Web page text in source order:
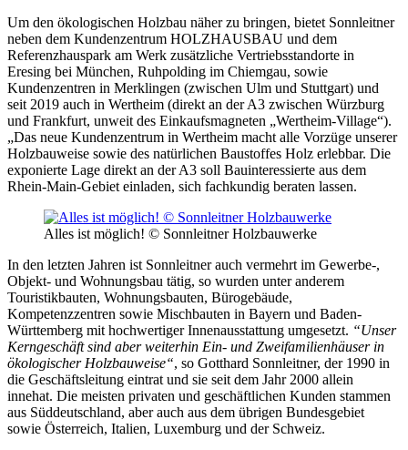
Um den ökologischen Holzbau näher zu bringen, bietet Sonnleitner
neben dem Kundenzentrum HOLZHAUSBAU und dem
Referenzhauspark am Werk zusätzliche Vertriebsstandorte in
Eresing bei München, Ruhpolding im Chiemgau, sowie
Kundenzentren in Merklingen (zwischen Ulm und Stuttgart) und
seit 2019 auch in Wertheim (direkt an der A3 zwischen Würzburg
und Frankfurt, unweit des Einkaufsmagneten „Wertheim-Village“).
„Das neue Kundenzentrum in Wertheim macht alle Vorzüge unserer
Holzbauweise sowie des natürlichen Baustoffes Holz erlebbar. Die
exponierte Lage direkt an der A3 soll Bauinteressierte aus dem
Rhein-Main-Gebiet einladen, sich fachkundig beraten lassen.
Alles ist möglich! © Sonnleitner Holzbauwerke
In den letzten Jahren ist Sonnleitner auch vermehrt im Gewerbe-,
Objekt- und Wohnungsbau tätig, so wurden unter anderem
Touristikbauten, Wohnungsbauten, Bürogebäude,
Kompetenzzentren sowie Mischbauten in Bayern und Baden-
Württemberg mit hochwertiger Innenausstattung umgesetzt. “Unser
Kerngeschäft sind aber weiterhin Ein- und Zweifamilienhäuser in
ökologischer Holzbauweise“, so Gotthard Sonnleitner, der 1990 in
die Geschäftsleitung eintrat und sie seit dem Jahr 2000 allein
innehat. Die meisten privaten und geschäftlichen Kunden stammen
aus Süddeutschland, aber auch aus dem übrigen Bundesgebiet
sowie Österreich, Italien, Luxemburg und der Schweiz.